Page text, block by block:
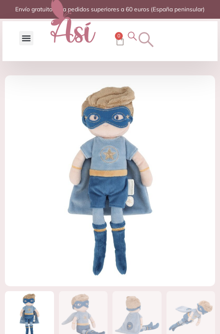
Envío gratuito para pedidos superiores a 60 euros (España peninsular)
0